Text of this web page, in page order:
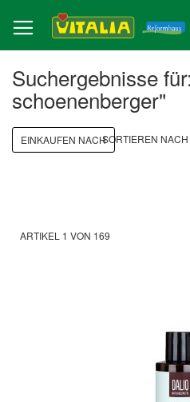
zum
Inhalt
Suchergebnisse
schoenenberger"
ARTIKEL 1 VON 169
SORTIEREN NACH
EINKAUFEN NACH